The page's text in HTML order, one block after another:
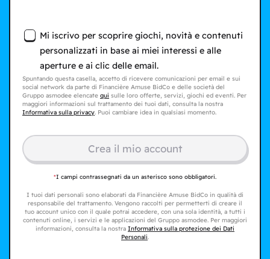
Mi iscrivo per scoprire giochi, novità e contenuti
personalizzati in base ai miei interessi e alle
aperture e ai clic delle email.
Spuntando questa casella, accetto di ricevere comunicazioni per email e sui
social network da parte di Financière Amuse BidCo e delle società del
Gruppo asmodee elencate qui sulle loro offerte, servizi, giochi ed eventi. Per
maggiori informazioni sul trattamento dei tuoi dati, consulta la nostra
Informativa sulla privacy. Puoi cambiare idea in qualsiasi momento.
Crea il mio account
*I campi contrassegnati da un asterisco sono obbligatori.
I tuoi dati personali sono elaborati da Financière Amuse BidCo in qualità di
responsabile del trattamento. Vengono raccolti per permetterti di creare il
tuo account unico con il quale potrai accedere, con una sola identità, a tutti i
contenuti online, i servizi e le applicazioni del Gruppo asmodee. Per maggiori
informazioni, consulta la nostra Informativa sulla protezione dei Dati
Personali.